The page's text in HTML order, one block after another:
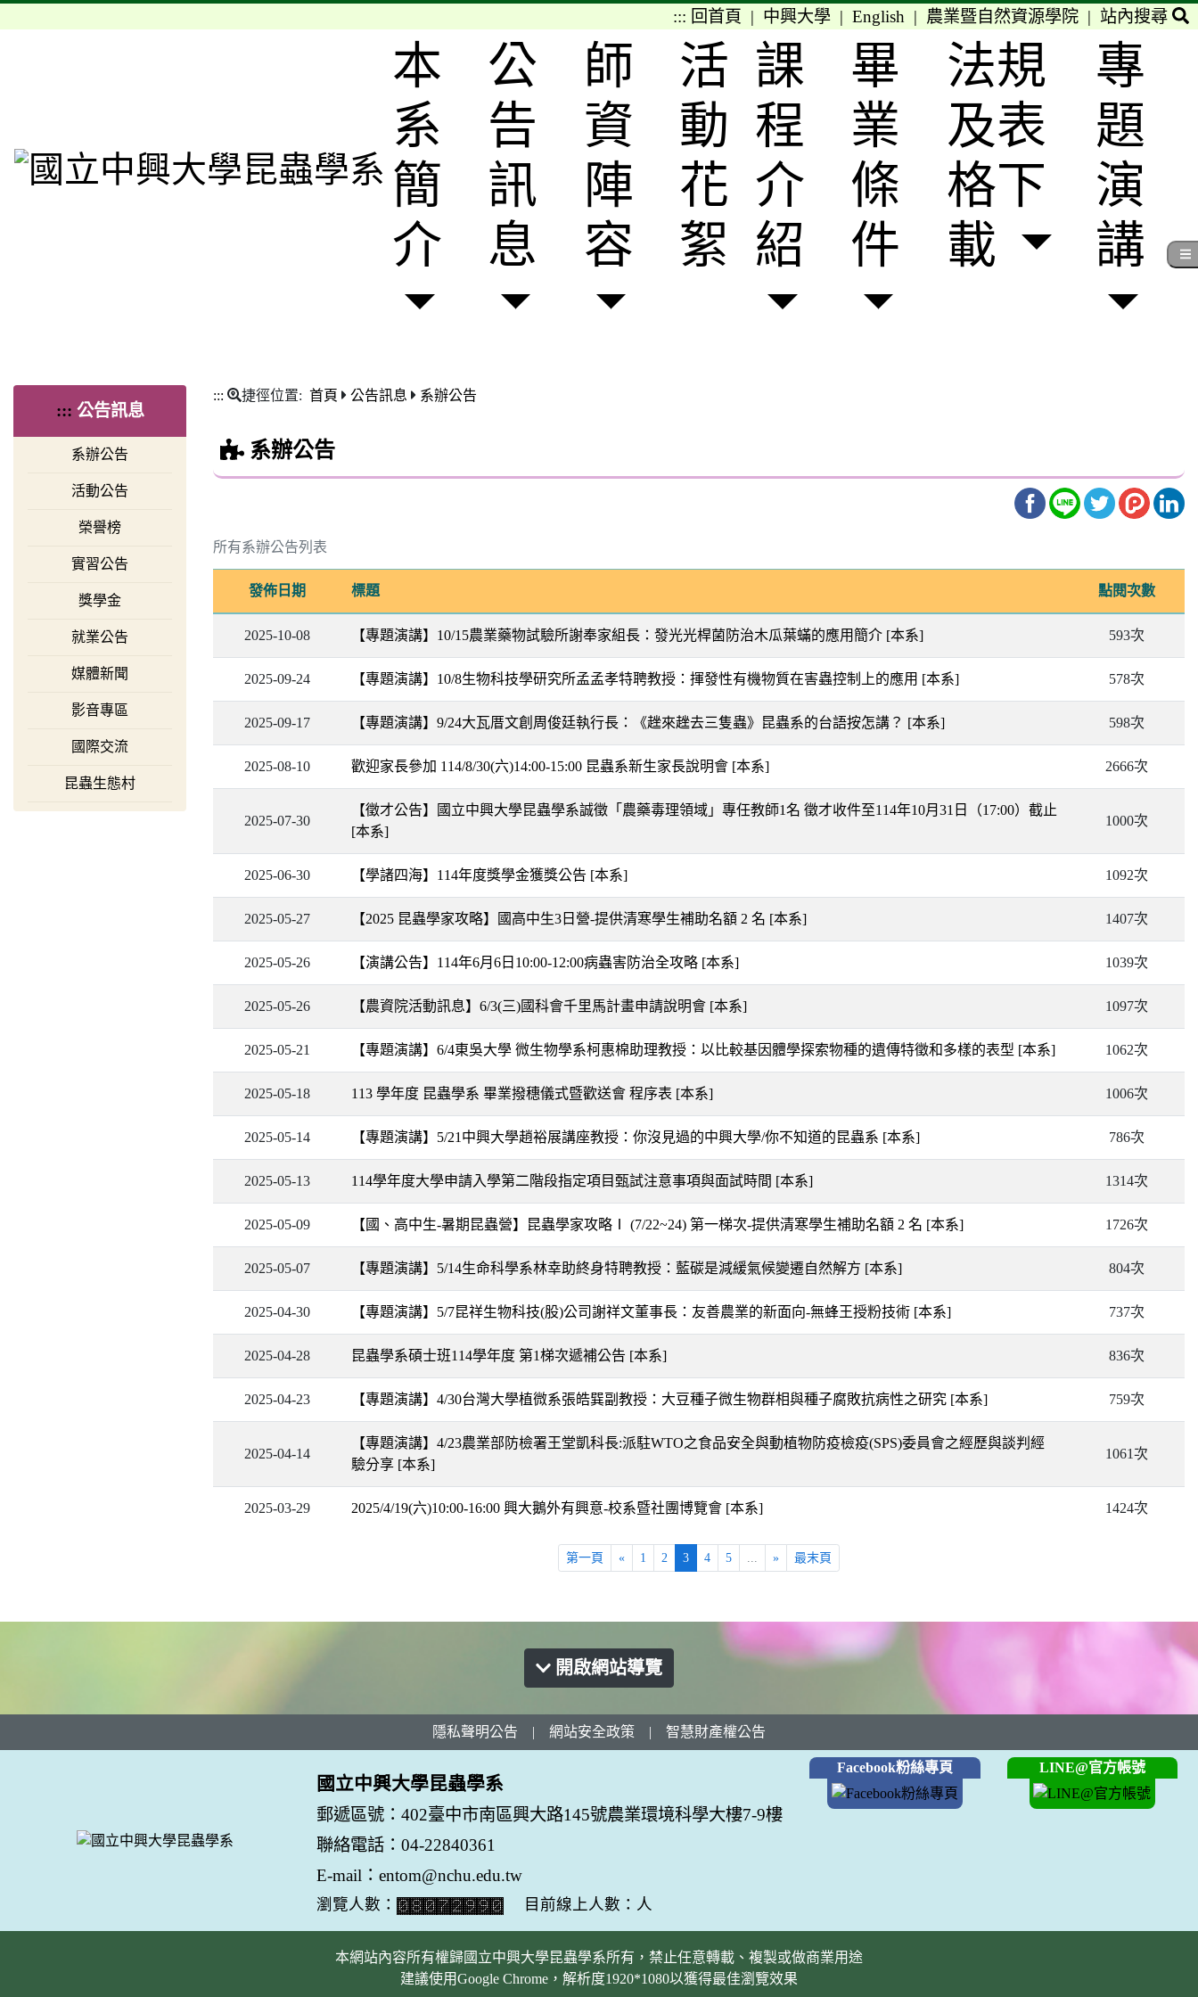
::: 回首頁 | 中興大學| English | 農業暨自然資源學院| 站內搜尋
本
系
簡
介
公
告
訊
息
師
資
陣
容
活
動
花
絮
課
程
介
紹
畢
業
條
件
法規
及表
格下
載
專
題
演
講
::: 公告訊息
系辦公告
活動公告
榮譽榜
實習公告
獎學金
就業公告
媒體新聞
影音專區
國際交流
昆蟲生態村
::: 捷徑位置: 首頁 公告訊息 系辦公告
系辦公告
所有系辦公告列表
發佈日期 標題 點閱次數
2025-10-08 【專題演講】10/15農業藥物試驗所謝奉家組長：發光光桿菌防治木瓜葉蟎的應用簡介 [本系] 593次
2025-09-24 【專題演講】10/8生物科技學研究所孟孟孝特聘教授：揮發性有機物質在害蟲控制上的應用 [本系] 578次
2025-09-17 【專題演講】9/24大瓦厝文創周俊廷執行長：《趖來趖去三隻蟲》昆蟲系的台語按怎講？ [本系] 598次
2025-08-10 歡迎家長參加 114/8/30(六)14:00-15:00 昆蟲系新生家長說明會 [本系] 2666次
2025-07-30
【徵才公告】國立中興大學昆蟲學系誠徵「農藥毒理領域」專任教師1名 徵才收件至114年10月31日（17:00）截止
[本系]
1000次
2025-06-30 【學諸四海】114年度獎學金獲獎公告 [本系] 1092次
2025-05-27 【2025 昆蟲學家攻略】國高中生3日營-提供清寒學生補助名額 2 名 [本系] 1407次
2025-05-26 【演講公告】114年6月6日10:00-12:00病蟲害防治全攻略 [本系] 1039次
2025-05-26 【農資院活動訊息】6/3(三)國科會千里馬計畫申請說明會 [本系] 1097次
2025-05-21 【專題演講】6/4東吳大學 微生物學系柯惠棉助理教授：以比較基因體學探索物種的遺傳特徵和多樣的表型 [本系] 1062次
2025-05-18 113 學年度 昆蟲學系 畢業撥穗儀式暨歡送會 程序表 [本系] 1006次
2025-05-14 【專題演講】5/21中興大學趙裕展講座教授：你沒見過的中興大學/你不知道的昆蟲系 [本系] 786次
2025-05-13 114學年度大學申請入學第二階段指定項目甄試注意事項與面試時間 [本系] 1314次
2025-05-09 【國、高中生-暑期昆蟲營】昆蟲學家攻略Ⅰ (7/22~24) 第一梯次-提供清寒學生補助名額 2 名 [本系] 1726次
2025-05-07 【專題演講】5/14生命科學系林幸助終身特聘教授：藍碳是減緩氣候變遷自然解方 [本系] 804次
2025-04-30 【專題演講】5/7昆祥生物科技(股)公司謝祥文董事長：友善農業的新面向-無蜂王授粉技術 [本系] 737次
2025-04-28 昆蟲學系碩士班114學年度 第1梯次遞補公告 [本系] 836次
2025-04-23 【專題演講】4/30台灣大學植微系張皓巽副教授：大豆種子微生物群相與種子腐敗抗病性之研究 [本系] 759次
2025-04-14
【專題演講】4/23農業部防檢署王堂凱科長:派駐WTO之食品安全與動植物防疫檢疫(SPS)委員會之經歷與談判經
驗分享 [本系]
1061次
2025-03-29 2025/4/19(六)10:00-16:00 興大鵝外有興意-校系暨社團博覽會 [本系] 1424次
第一頁 « 1 2 3 4 5 ... » 最末頁
開啟網站導覽
隱私聲明公告 | 網站安全政策 | 智慧財產權公告
國立中興大學昆蟲學系
郵遞區號：402臺中市南區興大路145號農業環境科學大樓7-9樓
聯絡電話：04-22840361
E-mail：entom@nchu.edu.tw
瀏覽人數： 目前線上人數：人
Facebook粉絲專頁 LINE@官方帳號
本網站內容所有權歸國立中興大學昆蟲學系所有，禁止任意轉載、複製或做商業用途
建議使用Google Chrome，解析度1920*1080以獲得最佳瀏覽效果